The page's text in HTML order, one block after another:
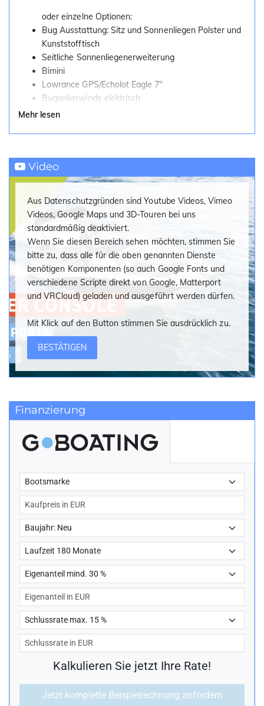
oder einzelne Optionen:
Bug Ausstattung: Sitz und Sonnenliegen Polster und
Kunststofftisch
Seitliche Sonnenliegenerweiterung
Bimini
Lowrance GPS/Echolot Eagle 7"
Bugankerwinde elektrisch
Wasserskimast
Hilfsspiegel steuerbord
Stereo Radio Fusion MS-RA 205 Bluetooth
Sitz- und Konsolenabdeckung
Flexiteak Boden
VesselView Link (nur in Verbindung mit GPS)
DAB Radioerweiterungs-Kit mit Antenne
Activ Trim
Badeplattform-Erweiterung
Mehr lesen
Video
Aus Datenschutzgründen sind Youtube Videos, Vimeo
Videos, Google Maps und 3D-Touren bei uns
standardmäßig deaktiviert.
Wenn Sie diesen Bereich sehen möchten, stimmen Sie
bitte zu, dass alle für die oben genannten Dienste
benötigen Komponenten (so auch Google Fonts und
verschiedene Scripte direkt von Google, Matterport
und VRCloud) geladen und ausgeführt werden dürfen.
Mit Klick auf den Button stimmen Sie ausdrücklich zu.
BESTÄTIGEN
Finanzierung